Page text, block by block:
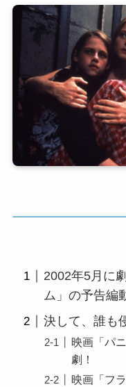
2002年5月に
ム」の予告編
決して、誰も
映画「パ
劇！
映画「フ